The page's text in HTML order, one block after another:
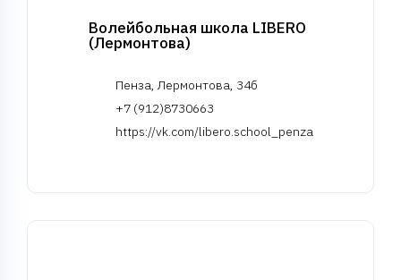
Волейбольная школа LIBERO
(Лермонтова)
Пенза, Лермонтова, 34б
+7 (912)8730663
https://vk.com/libero.school_penza